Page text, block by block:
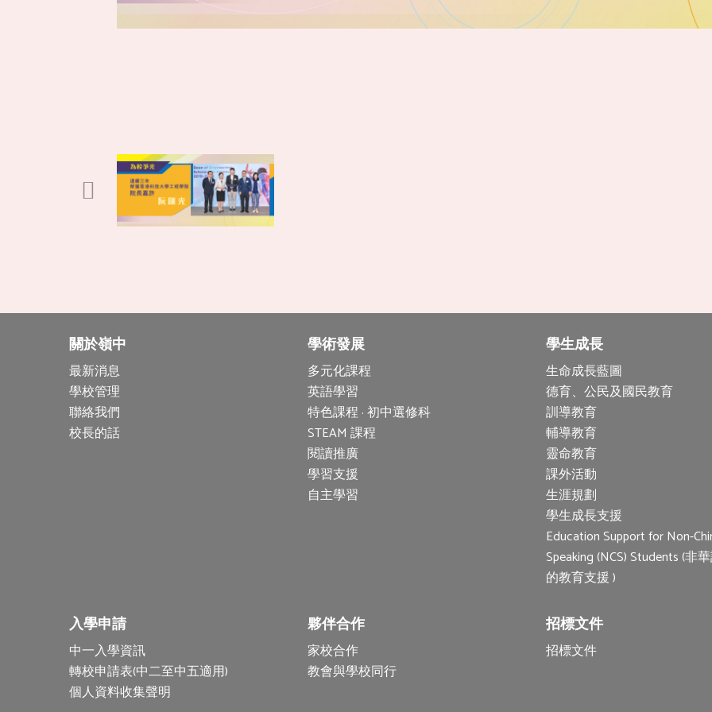
關於嶺中
最新消息
學校管理
聯絡我們
校長的話
學術發展
多元化課程
英語學習
特色課程 · 初中選修科
STEAM 課程
閱讀推廣
學習支援
自主學習
學生成長
生命成長藍圖
德育、公民及國民教育
訓導教育
輔導教育
靈命教育
課外活動
生涯規劃
學生成長支援
Education Support for Non-
Speaking (NCS) Students (非
的教育支援 )
入學申請
中一入學資訊
轉校申請表(中二至中五適用)
個人資料收集聲明
夥伴合作
家校合作
教會與學校同行
招標文件
招標文件